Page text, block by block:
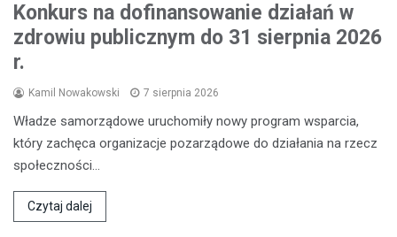
Konkurs na dofinansowanie działań w
zdrowiu publicznym do 31 sierpnia 2026
r.
Kamil Nowakowski 7 sierpnia 2026
Władze samorządowe uruchomiły nowy program wsparcia,
który zachęca organizacje pozarządowe do działania na rzecz
społeczności…
Czytaj dalej